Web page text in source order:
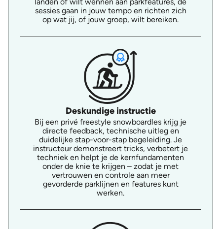
sessies gaan in jouw tempo en richten zich
op wat jij, of jouw groep, wilt bereiken.
Deskundige instructie
Bij een privé freestyle snowboardles krijg je
directe feedback, technische uitleg en
duidelijke stap-voor-stap begeleiding. Je
instructeur demonstreert tricks, verbetert je
techniek en helpt je de kernfundamenten
onder de knie te krijgen – zodat je met
vertrouwen en controle aan meer
gevorderde parklijnen en features kunt
werken.